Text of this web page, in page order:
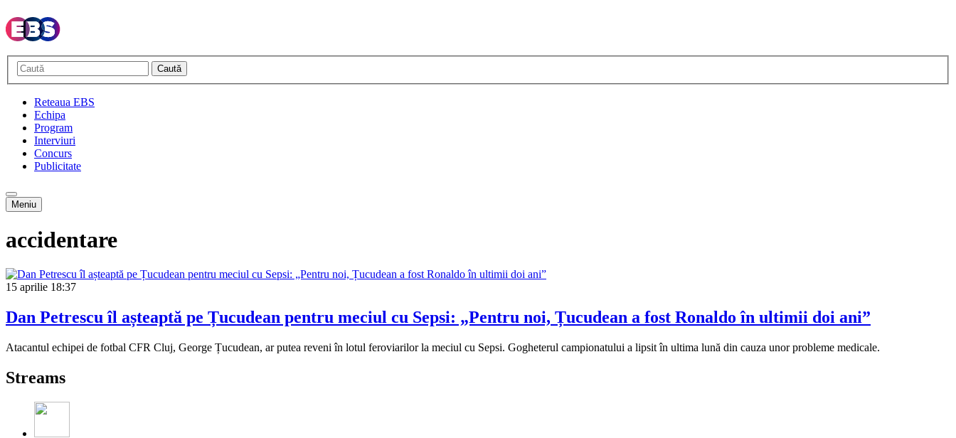
Caută
Reteaua EBS
Echipa
Program
Interviuri
Concurs
Publicitate
Meniu
accidentare
15 aprilie 18:37
Dan Petrescu îl așteaptă pe Țucudean pentru meciul cu Sepsi: „Pentru noi, Țucudean a fost Ronaldo în ultimii doi ani”
Atacantul echipei de fotbal CFR Cluj, George Țucudean, ar putea reveni în lotul feroviarilor la meciul cu Sepsi. Gogheterul campionatului a lipsit în ultima lună din cauza unor probleme medicale.
Streams